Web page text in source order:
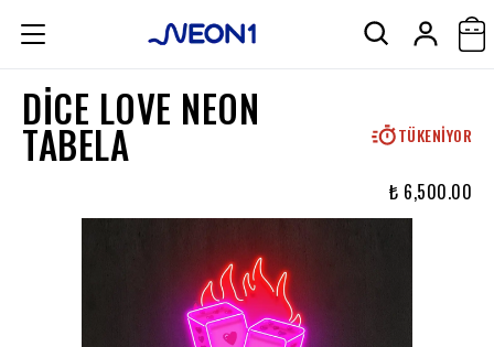
DICE LOVE NEON
TABELA TÜKENIYOR
₺ 6,500.00